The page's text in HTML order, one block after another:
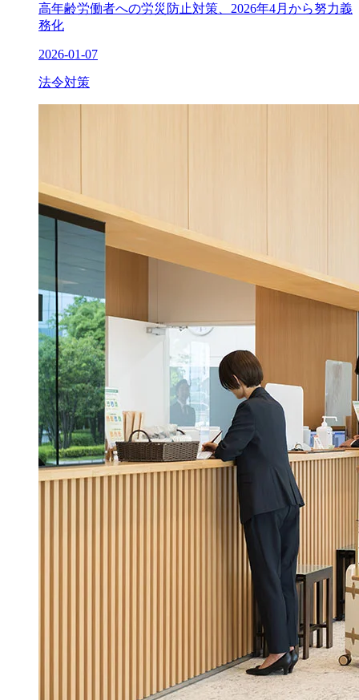
高年齢労働者への労災防止対策、2026年4月から努力義
務化
2026-01-07
法令対策